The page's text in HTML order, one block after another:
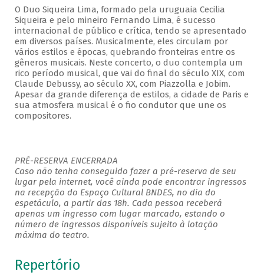
O Duo Siqueira Lima, formado pela uruguaia Cecilia
Siqueira e pelo mineiro Fernando Lima, é sucesso
internacional de público e crítica, tendo se apresentado
em diversos países. Musicalmente, eles circulam por
vários estilos e épocas, quebrando fronteiras entre os
gêneros musicais. Neste concerto, o duo contempla um
rico período musical, que vai do final do século XIX, com
Claude Debussy, ao século XX, com Piazzolla e Jobim.
Apesar da grande diferença de estilos, a cidade de Paris e
sua atmosfera musical é o fio condutor que une os
compositores.
PRÉ-RESERVA ENCERRADA
Caso não tenha conseguido fazer a pré-reserva de seu
lugar pela internet, você ainda pode encontrar ingressos
na recepção do Espaço Cultural BNDES, no dia do
espetáculo, a partir das 18h. Cada pessoa receberá
apenas um ingresso com lugar marcado, estando o
número de ingressos disponíveis sujeito à lotação
máxima do teatro.
Repertório